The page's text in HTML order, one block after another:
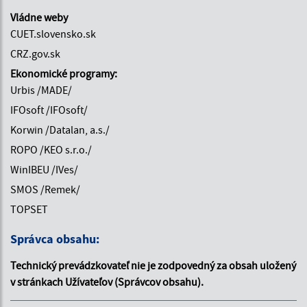
Vládne weby
CUET.slovensko.sk
CRZ.gov.sk
Ekonomické programy:
Urbis /MADE/
IFOsoft /IFOsoft/
Korwin /Datalan, a.s./
ROPO /KEO s.r.o./
WinIBEU /IVes/
SMOS /Remek/
TOPSET
Správca obsahu:
Technický prevádzkovateľ nie je zodpovedný za obsah uložený
v stránkach Užívateľov (Správcov obsahu).